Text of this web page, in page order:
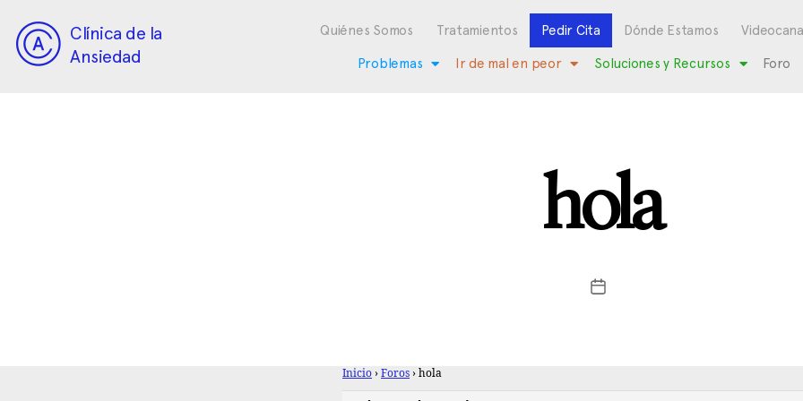
Clínica de la
Ansiedad
Quiénes Somos Tratamientos Pedir Cita Dónde Estamos
Problemas Ir de mal en peor Soluciones y Recursos Foro
hola
Inicio › Foros › hola